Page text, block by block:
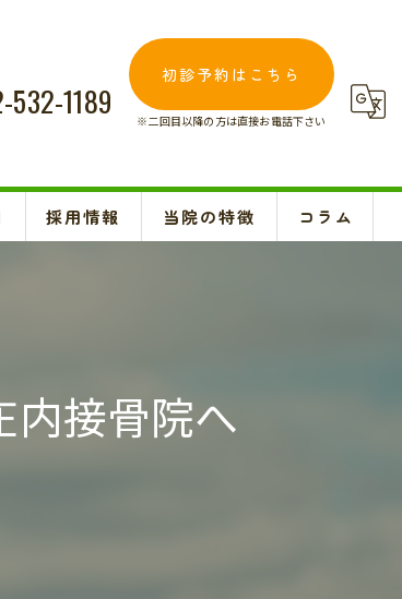
532-1189
初診予約はこちら
※二回目以降の方は直接お電話下さい
採用情報 当院の特徴
腰痛
コラム
接骨院へ